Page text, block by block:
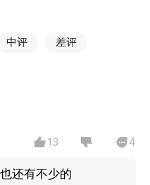
锋芒。全新门派守护开
巅峰。侠宠登峰挑战登
成章。侠缘夺宝活动上
中评 差评
13 4
还有不少的